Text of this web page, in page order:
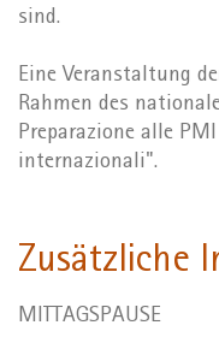
sind.
Eine Veranstaltung
Rahmen des
Preparazione alle
internazionali".
Zusätzliche
MITTAGSPAUSE